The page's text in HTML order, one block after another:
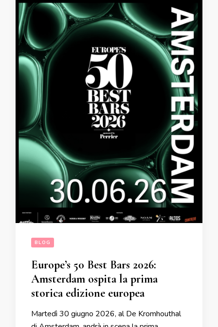
BLOG
Europe’s 50 Best Bars 2026:
Amsterdam ospita la prima
storica edizione europea
Martedì 30 giugno 2026, al De Kromhouthal